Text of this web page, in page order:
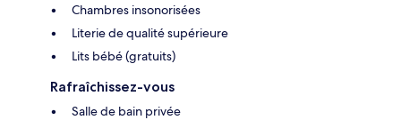
Chambres insonorisées
Literie de qualité supérieure
Lits bébé (gratuits)
Rafraîchissez-vous
Salle de bain privée